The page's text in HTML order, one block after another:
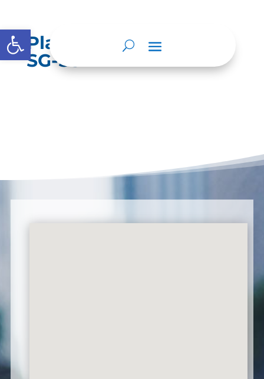
Abrir barra de herramientas
Plan de Trabajo Anual
SG-SST